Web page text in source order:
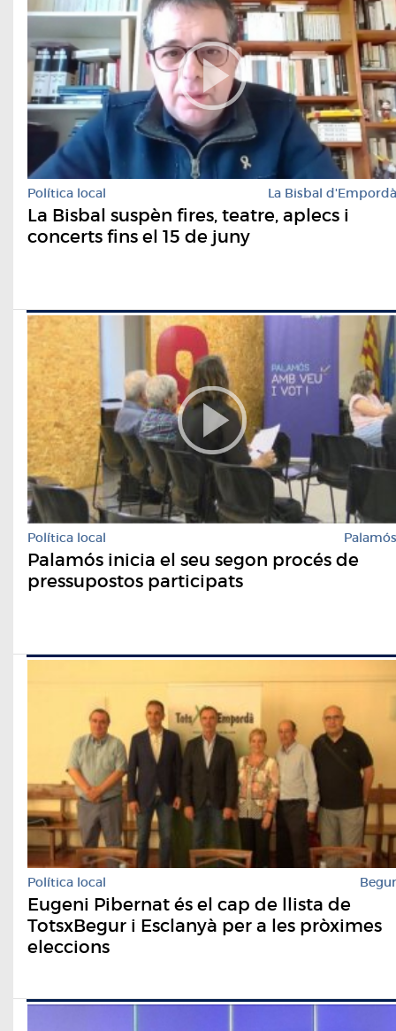
Política local La Bisbal d'Empordà
La Bisbal suspèn fires, teatre, aplecs i
concerts fins el 15 de juny
Política local Palamós
Palamós inicia el seu segon procés de
pressupostos participats
Política local Begur
Eugeni Pibernat és el cap de llista de
TotsxBegur i Esclanyà per a les pròximes
eleccions